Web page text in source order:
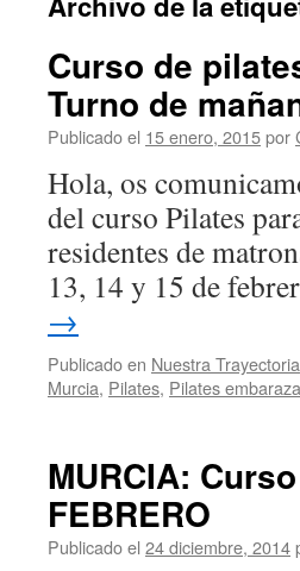
Curso de
Turno de
Publicado el 15 enero, 2015por
Hola, os
del curso Pilates
residentes de
13, 14 y 15 de
→
Publicado en Nuestra Trayectoria
Murcia, Pilates, Pilates
MURCIA:
FEBRERO
Publicado el 24 diciembre, 2014